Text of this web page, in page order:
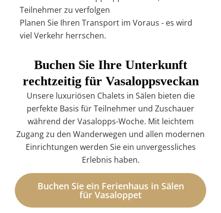
Teilnehmer zu verfolgen
Planen Sie Ihren Transport im Voraus - es wird
viel Verkehr herrschen.
Buchen Sie Ihre Unterkunft
rechtzeitig für Vasaloppsveckan
Unsere luxuriösen Chalets in Sälen bieten die
perfekte Basis für Teilnehmer und Zuschauer
während der Vasalopps-Woche. Mit leichtem
Zugang zu den Wanderwegen und allen modernen
Einrichtungen werden Sie ein unvergessliches
Erlebnis haben.
Buchen Sie ein Ferienhaus in Sälen
für Vasaloppet